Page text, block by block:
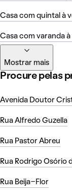
Casa com quintal à
Casa com varanda à
Mostrar mais
Procure pelas
Avenida Doutor
Rua Alfredo Guzella
Rua Pastor Abreu
Rua Rodrigo Osório
Rua Beija-Flor